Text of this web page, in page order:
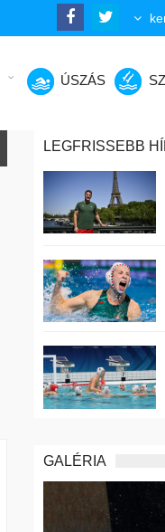
ÚSZÁS
LEGFRISSEBB
GALÉRIA